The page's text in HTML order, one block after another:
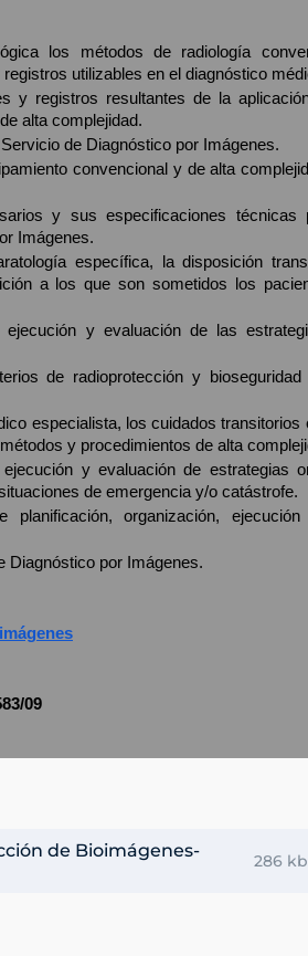
los métodos de radiología
utilizables en el diagnóstico
y registros resultantes de la
alta complejidad.
de Diagnóstico por Imágenes.
convencional y de alta
y sus especificaciones técnicas
Imágenes.
específica, la disposición
a los que son sometidos los
y evaluación de las
de radioprotección y
especialista, los cuidados transitorios
y procedimientos de alta
y evaluación de estrategias
de emergencia y/o catástrofe.
planificación, organización,
Diagnóstico por Imágenes.
09
de Bioimágenes-
286 kb